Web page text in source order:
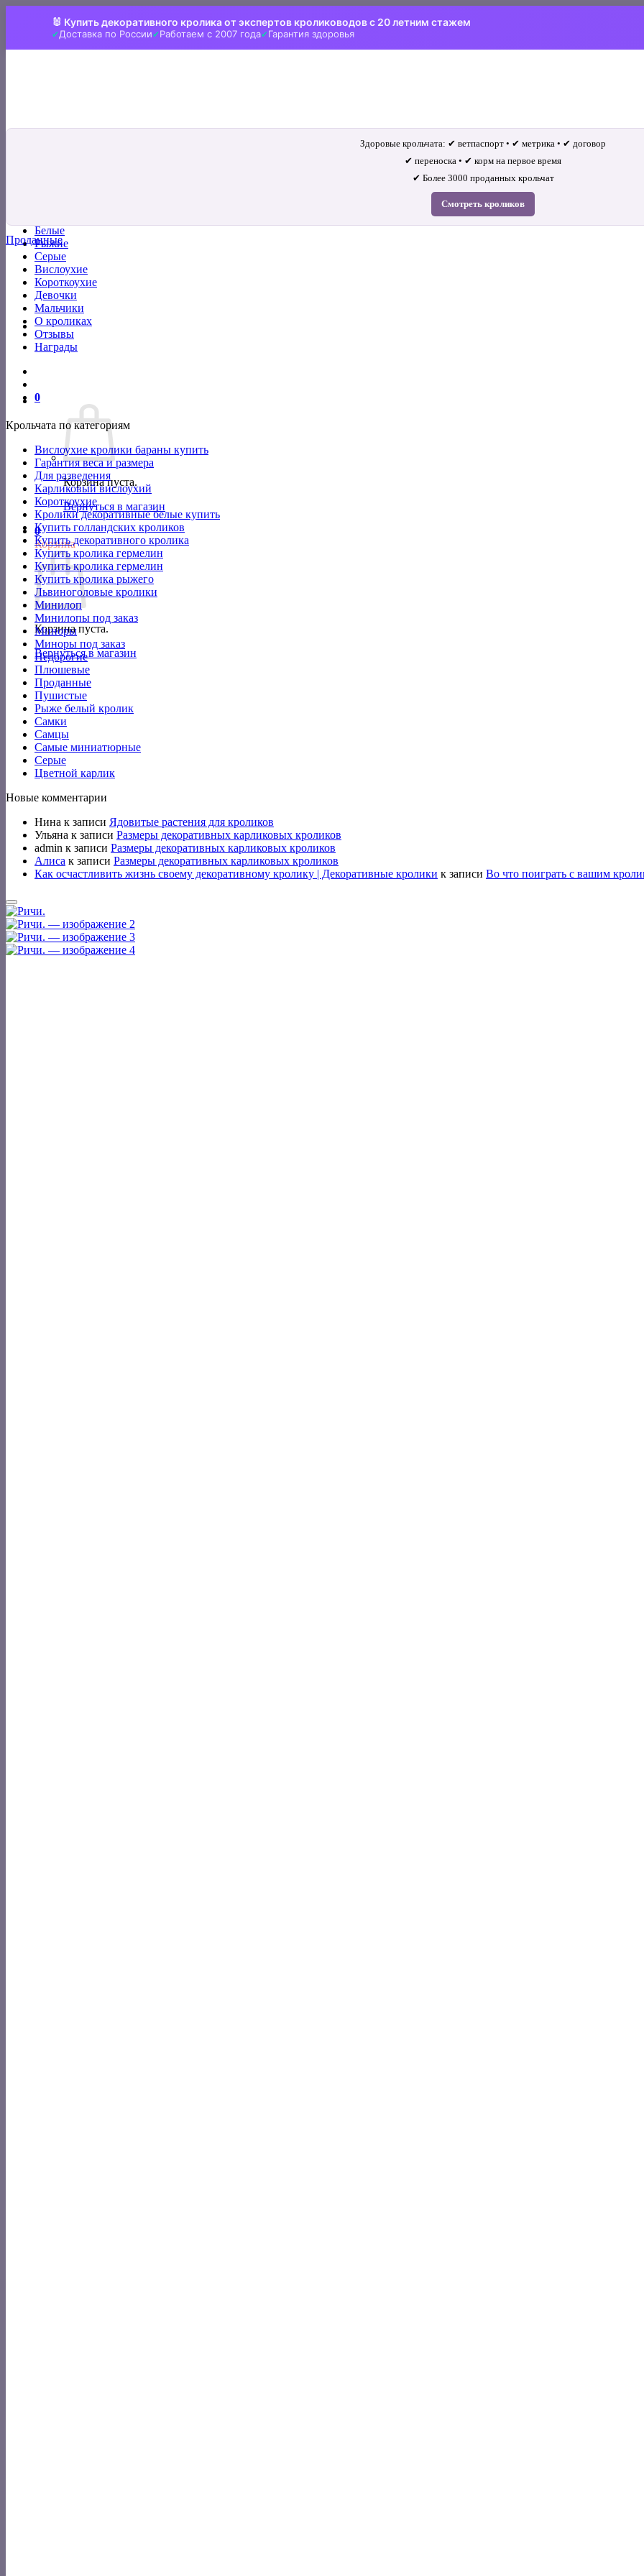
🐰 Купить декоративного кролика от экспертов кролиководов с 20 летним стажем
Доставка по России Работаем с 2007 года Гарантия здоровья
Белые
Рыжие
Серые
Вислоухие
Короткоухие
Девочки
Мальчики
О кроликах
Отзывы
Награды
0
Корзина пуста.
Вернуться в магазин
0
Корзина
Корзина пуста.
Вернуться в магазин
Здоровые крольчата: ✔ ветпаспорт • ✔ метрика • ✔ договор
✔ переноска • ✔ корм на первое время
✔ Более 3000 проданных крольчат
Смотреть кроликов
Проданные
Крольчата по категориям
Вислоухие кролики бараны купить
Гарантия веса и размера
Для разведения
Карликовый вислоухий
Короткоухие
Кролики декоративные белые купить
Купить голландских кроликов
Купить декоративного кролика
Купить кролика гермелин
Купить кролика гермелин
Купить кролика рыжего
Львиноголовые кролики
Минилоп
Минилопы под заказ
Миноры
Миноры под заказ
Недорогие
Плюшевые
Проданные
Пушистые
Рыже белый кролик
Самки
Самцы
Самые миниатюрные
Серые
Цветной карлик
Новые комментарии
Нина к записи Ядовитые растения для кроликов
Ульяна к записи Размеры декоративных карликовых кроликов
admin к записи Размеры декоративных карликовых кроликов
Алиса к записи Размеры декоративных карликовых кроликов
Как осчастливить жизнь своему декоративному кролику | Декоративные кролики к записи Во что поиграть с вашим